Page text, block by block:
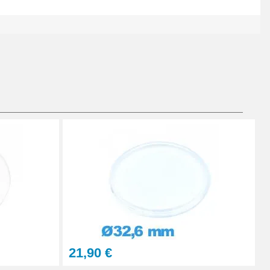
Ajouter au panier
21,90 €